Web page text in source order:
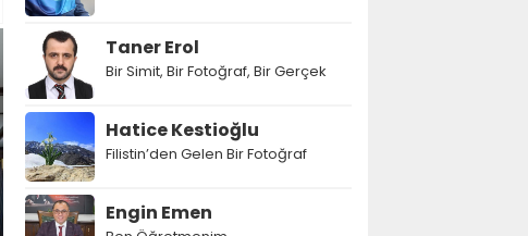
Taner Erol
Bir Simit, Bir Fotoğraf, Bir Gerçek
Hatice Kestioğlu
Filistin’den Gelen Bir Fotoğraf
Engin Emen